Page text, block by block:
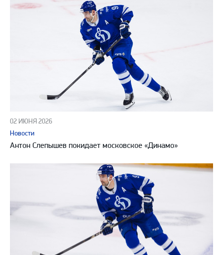
02 ИЮНЯ 2026
Новости
Антон Слепышев покидает московское «Динамо»